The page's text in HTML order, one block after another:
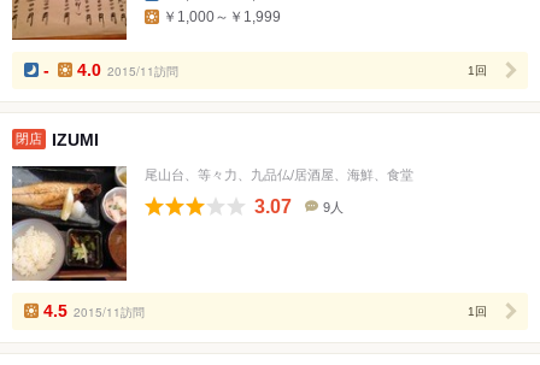
数
￥1,000～￥1,999
- 4.0 2015/11訪問 1回
閉店 IZUMI
尾山台、等々力、九品仏/居酒屋、海鮮、食堂
3.07
数
9人
4.5 2015/11訪問 1回